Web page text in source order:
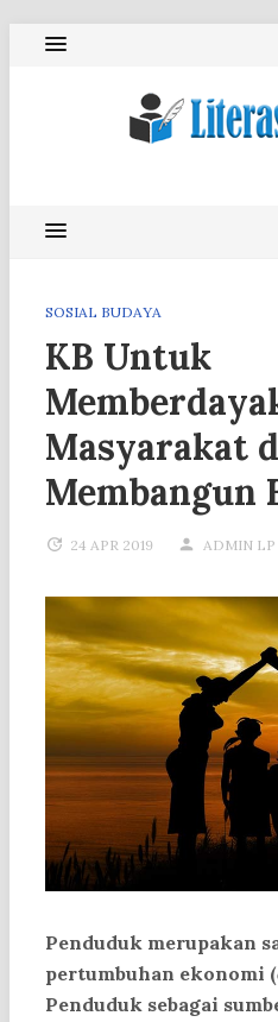
SOSIAL BUDAYA
KB Untuk
Masyarakat
Membangun
24 APR 2019 ADMIN LP
Penduduk merupakan
pertumbuhan ekonomi (
Penduduk sebagai